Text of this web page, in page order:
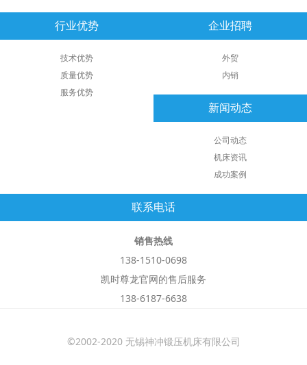
行业优势
技术优势
质量优势
服务优势
企业招聘
外贸
内销
新闻动态
公司动态
机床资讯
成功案例
联系电话
销售热线
138-1510-0698
凯时尊龙官网的售后服务
138-6187-6638
©2002-2020 无锡神冲锻压机床有限公司